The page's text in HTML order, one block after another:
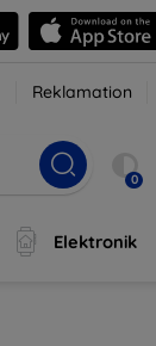
Reklamation
0
Elektronik